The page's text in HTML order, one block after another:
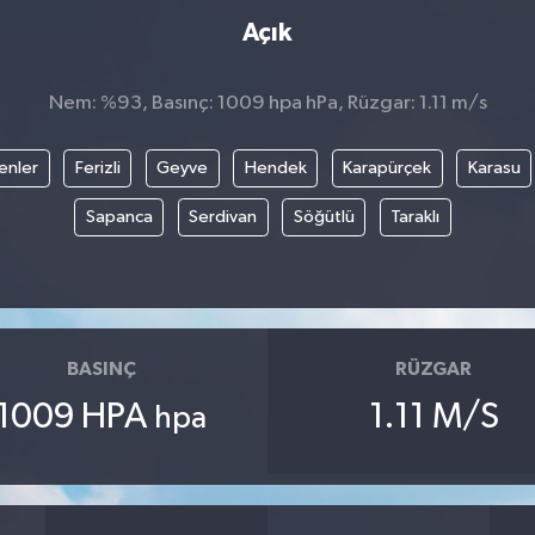
Açık
Nem: %93, Basınç: 1009 hpa hPa, Rüzgar: 1.11 m/s
Ferizli Geyve Hendek Karapürçek Karasu
Sapanca Serdivan Söğütlü Taraklı
BASINÇ
HPA hpa
RÜZGAR
1.11 M/S